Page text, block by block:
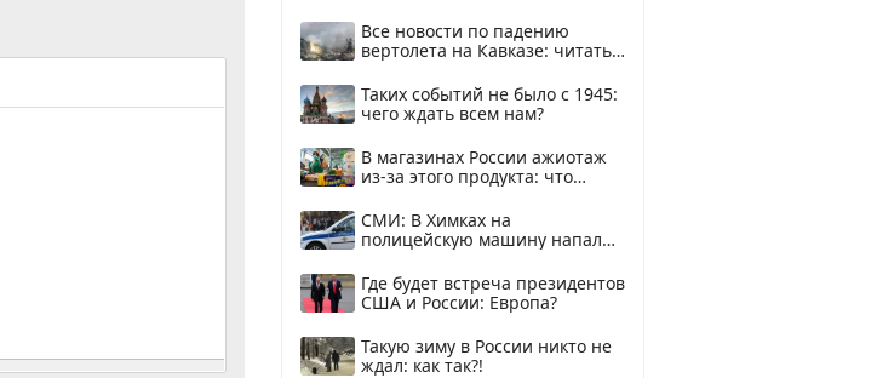
Все новости по падению
вертолета на Кавказе: читать
Таких событий не было с 1945:
чего ждать всем нам?
В магазинах России ажиотаж
из-за этого продукта: что
СМИ: В Химках на
полицейскую машину напали
Где будет встреча президентов
США и России: Европа?
Такую зиму в России никто не
ждал: как так?!